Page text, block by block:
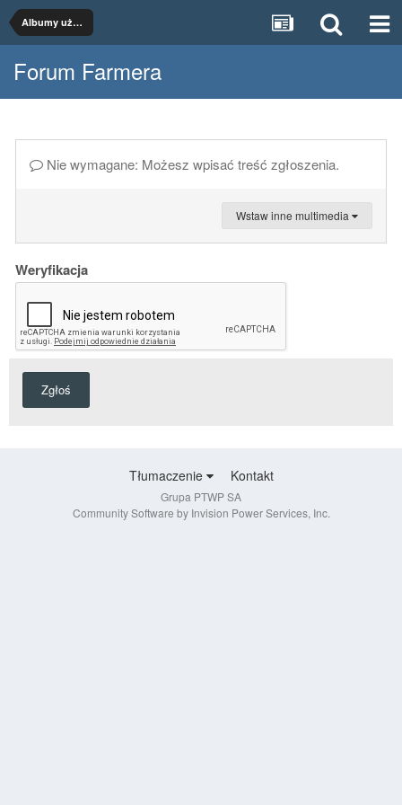
Albumy użytkowników
Forum Farmera
Nie wymagane: Możesz wpisać treść zgłoszenia.
Wstaw inne multimedia
Weryfikacja
Zgłoś
Tłumaczenie Kontakt
Grupa PTWP SA
Community Software by Invision Power Services, Inc.